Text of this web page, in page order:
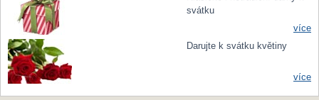
svátku
více
Darujte k svátku květiny
více